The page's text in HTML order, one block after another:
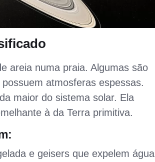
areia numa praia. Algumas são
atmosferas espessas.
maior do sistema solar. Ela
à da Terra primitiva.
e geisers que expelem água